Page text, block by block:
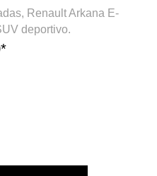
Renault Arkana E-
deportivo.